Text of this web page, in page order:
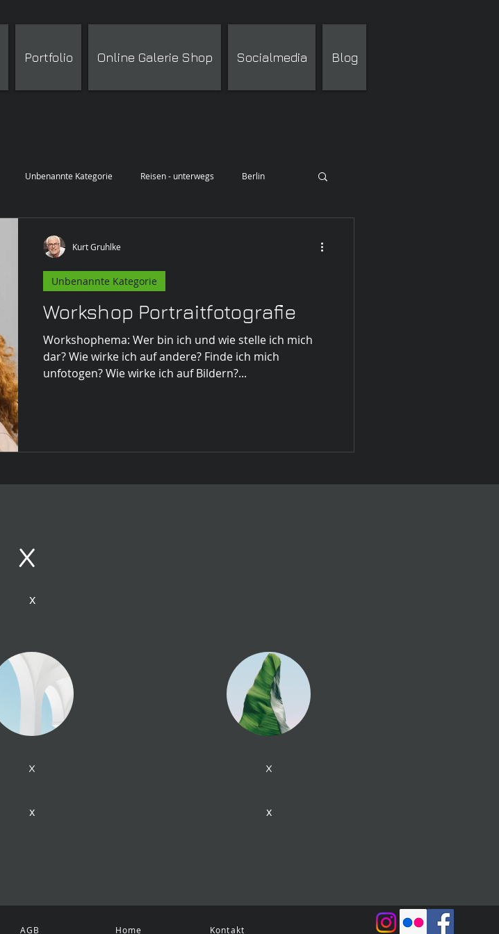
Portfolio Online Galerie Shop Socialmedia Blog
Unbenannte Kategorie Reisen - unterwegs Berlin
Workshop Portraitfotografie
Workshophema: Wer bin ich und wie stelle ich mich
dar? Wie wirke ich auf andere? Finde ich mich
unfotogen? Wie wirke ich auf Bildern?...
Unbenannte Kategorie
Kurt Gruhlke
x
x
x
x
x
x
AGB Home Kontakt